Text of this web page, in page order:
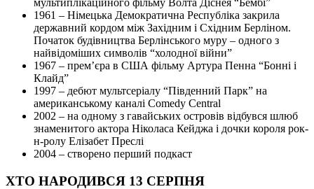
мультиплікаційного фільму Волта Діснея “Бембі”
1961 – Німецька Демократична Республіка закрила
державний кордом між Західним і Східним Берліном.
Початок будівництва Берлінського муру – одного з
найвідоміших символів “холодної війни”
1967 – прем’єра в США фільму Артура Пенна “Бонні і
Клайд”
1997 – дебют мультсеріалу “Південний Парк” на
американському каналі Comedy Central
2002 – на одному з гавайських островів відбувся шлюб
знаменитого актора Ніколаса Кейджа і дочки короля рок-
н-ролу Елізабет Преслі
2004 – створено перший подкаст
ХТО НАРОДИВСЯ 13 СЕРПНЯ